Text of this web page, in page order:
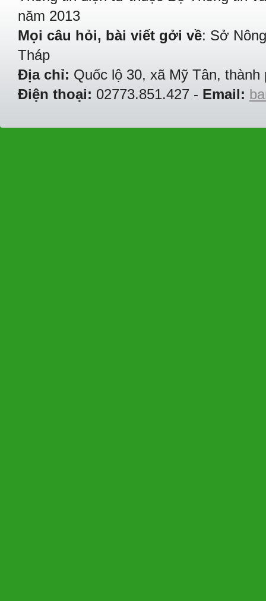
năm 2013
Mọi câu hỏi, bài viết gởi về: Sở
Tháp
Địa chỉ: Quốc lộ 30, xã Mỹ Tân,
Điện thoại: 02773.851.427 - Email: